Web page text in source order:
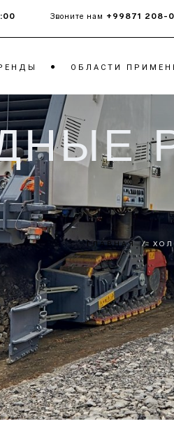
Звоните нам +99871 208-
КАТКИ НА
ОБЛАСТИ
ГЛАВНАЯ /